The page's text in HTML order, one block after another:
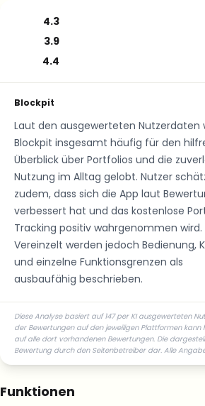
4.3
3.9
4.4
Blockpit
Laut den ausgewerteten Nutzerdaten
Blockpit insgesamt häufig für den
Überblick über Portfolios und die
Nutzung im Alltag gelobt. Nutzer
zudem, dass sich die App laut
verbessert hat und das kostenlose
Tracking positiv wahrgenommen wird.
Vereinzelt werden jedoch Bedienung,
und einzelne Funktionsgrenzen als
ausbaufähig beschrieben.
Diese Analyse basiert auf 147 per KI ausgewerteten
der Bewertungen auf den jeweiligen Plattformen
auf alle dort vorhandenen Bewertungen. Die
Bewertung durch den Seitenbetreiber dar. Alle
Funktionen